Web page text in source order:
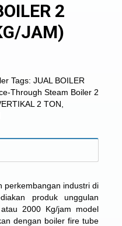
2
JAM)
Tags: JUAL BOILER
Through Steam Boiler 2
2 TON
perkembangan industri di
produk unggulan
2000 Kg/jam model
dengan boiler fire tube